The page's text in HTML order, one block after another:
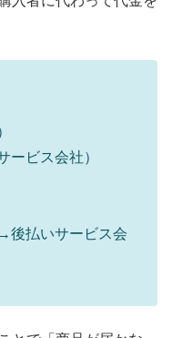
ビス会社）
後払いサービス会